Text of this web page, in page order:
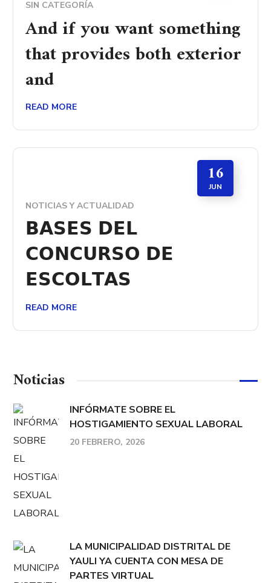
SIN CATEGORÍA
And if you want something
that provides both exterior
and
READ MORE
16
JUN
NOTICIAS Y ACTUALIDAD
𝗕𝗔𝗦𝗘𝗦 𝗗𝗘𝗟
𝗖𝗢𝗡𝗖𝗨𝗥𝗦𝗢 𝗗𝗘
𝗘𝗦𝗖𝗢𝗟𝗧𝗔𝗦
READ MORE
Noticias
INFÓRMATE SOBRE EL
HOSTIGAMIENTO SEXUAL LABORAL
20 FEBRERO, 2026
LA MUNICIPALIDAD DISTRITAL DE
YAULI YA CUENTA CON MESA DE
PARTES VIRTUAL